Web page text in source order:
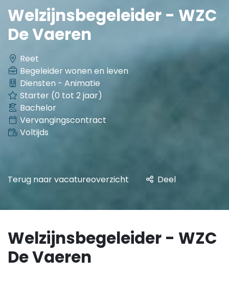
Welzijnsbegeleider - WZC
De Vaeren
Reet
Begeleider wonen en leven
Diensten - Animatie
Starter (0 tot 2 jaar)
Bachelor
Vervangingscontract
Voltijds
Terug naar vacatureoverzicht Deel
Welzijnsbegeleider - WZC
De Vaeren